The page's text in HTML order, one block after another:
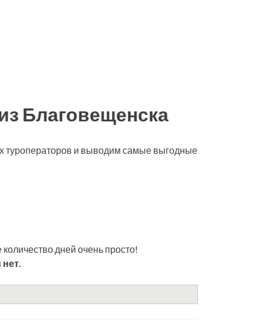
Благовещенска
туроператоров и выводим самые выгодные
дней очень просто!